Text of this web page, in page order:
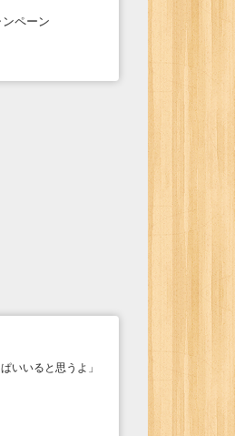
ペーン
いいると思うよ 」